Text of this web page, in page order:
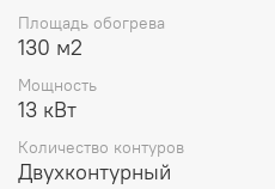
теплообменник из
эффективную работу
Интуитивно понятная
дисплеем делает
Благодаря
монтировать даже в
Площадь обогрева
130 м2
Мощность
13 кВт
Количество контуров
Двухконтурный